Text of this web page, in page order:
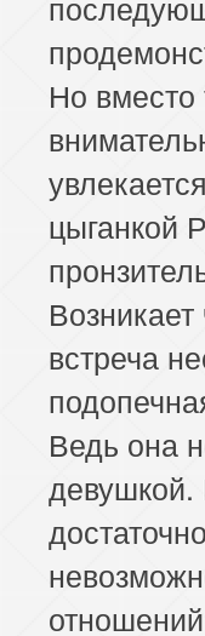
Но вместо
цыганкой
встреча
Ведь она
девушкой.